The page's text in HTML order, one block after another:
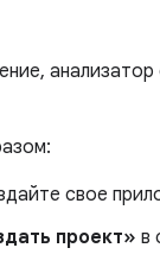
свое
проект» в